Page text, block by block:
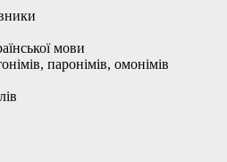
мови
паронімів, омонімів